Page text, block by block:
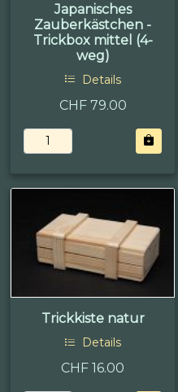
Japanisches
Zauberkästchen -
Trickbox mittel (4-
weg)
Details
CHF 79.00
Trickkiste natur
Details
CHF 16.00